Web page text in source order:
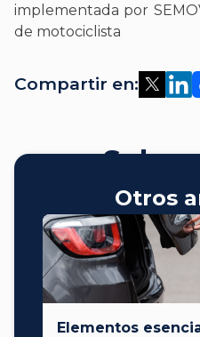
implementada por
de motociclista
Compartir en:
Sobre
Otros
Elementos